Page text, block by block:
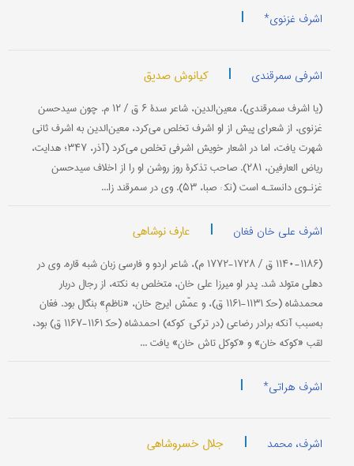
اشرف غزنوی* |
اشرفی سمرقندی | کیانوش صدیق
(یا اشرف سمرقندی)، معین‌الدین، شاعر سدۀ ۶ ق / ۱۲ م. چون سیدحسن
غزنوی، از شعرای پیش از او اشرف تخلص می‌كرد، معین‌الدین به اشرف ثانی
شهرت یافت، اما در اشعار خویش اشرفی تخلص می‌كرد (آذر، ۳۴۷؛ هدایت،
ریاض العارفین، ۲۸۱). صاحب تذكرۀ روز روشن او را از اخلاف سیدحسن
غزنـوی دانستـه است (نك‍ : صبا، ۵۳). وی در سمرقند زا...
اشرف علی خان فغان | عارف نوشاهی
(۱۱۴۰-۱۱۸۶ ق / ۱۷۲۸-۱۷۷۲ م)، شاعر اردو و فارسی زبان شبه قاره. وی در
دهلی متولد شد. پدر او میرزا علی خان، متخلص به نكته، از رجال دربار
محمدشاه (حك‍ ۱۱۳۱-۱۱۶۱ ق)، و عمّش ایرج خان، «ناظمِ» بنگال بود. فغان
به‌سبب آنكه برادر رضاعی (در تركی: كوكه) احمدشاه (حك‍ ۱۱۶۱-۱۱۶۷ ق) بود،
لقب «كوكه خان» و «كوكل تاش خان» یافت ...
اشرف هراتی* |
اشرف، محمد | جلال خسروشاهی